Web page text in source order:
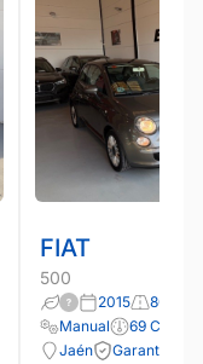
FIAT
500
2015
80.000
Manual
69 CV
Jaén
Garantía 12